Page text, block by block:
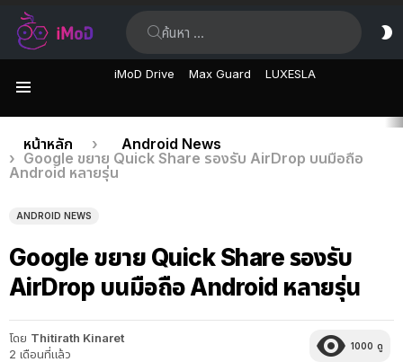
iMoD Drive Max Guard LUXESLA
เรื่อง
ล่าสุด
คุณอยู่ที่นี่:
หน้าหลัก
Android News
Google ขยาย Quick Share รองรับ AirDrop บนมือถือ
Android หลายรุ่น
ANDROID NEWS
Google ขยาย Quick Share รองรับ
AirDrop บนมือถือ Android หลายรุ่น
โดย Thitirath Kinaret
2 เดือนที่แล้ว
1000 ดู